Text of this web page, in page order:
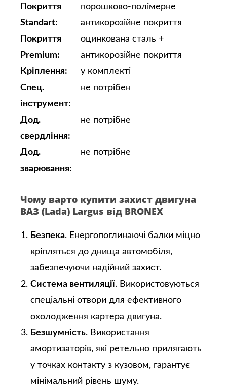
Покриття
Standart:
порошково-полімерне
антикорозійне покриття
Покриття
Premium:
оцинкована сталь +
антикорозійне покриття
Кріплення:
у комплекті
Спец.
інструмент:
не потрібен
Дод.
свердління:
не потрібне
Дод.
зварювання:
не потрібне
Чому варто купити захист двигуна
ВАЗ (Lada) Largus від BRONEX
Безпека. Енергопоглинаючі балки міцно
кріпляться до днища автомобіля,
забезпечуючи надійний захист.
Система вентиляції. Використовуються
спеціальні отвори для ефективного
охолодження картера двигуна.
Безшумність. Використання
амортизаторів, які ретельно прилягають
у точках контакту з кузовом, гарантує
мінімальний рівень шуму.